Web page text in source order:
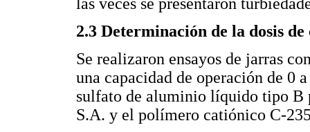
las veces se presentaron
2.3 Determinación de la dosis de
Se realizaron ensayos de jarras
una capacidad de operación de 0
sulfato de aluminio líquido tipo B
S.A. y el polímero catiónico C-